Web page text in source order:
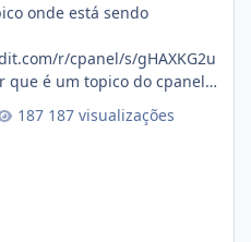
onde está sendo
r/cpanel/s/gHAXKG2u
que é um topico do cpanel...
187 visualizações